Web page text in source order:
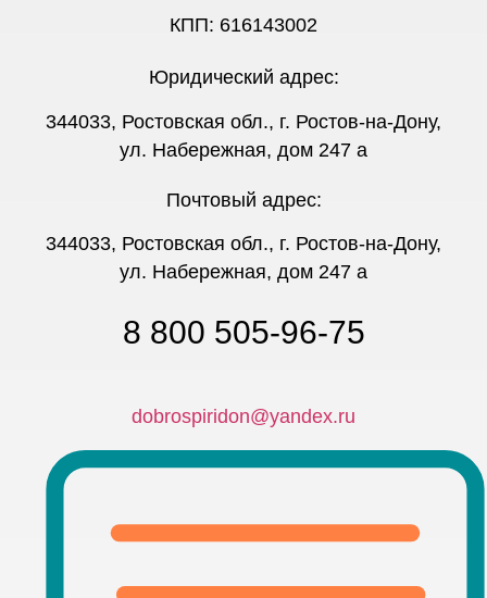
КПП: 616143002
Юридический адрес:
344033, Ростовская обл., г. Ростов-на-Дону,
ул. Набережная, дом 247 а
Почтовый адрес:
344033, Ростовская обл., г. Ростов-на-Дону,
ул. Набережная, дом 247 а
8 800 505-96-75
dobrospiridon@yandex.ru